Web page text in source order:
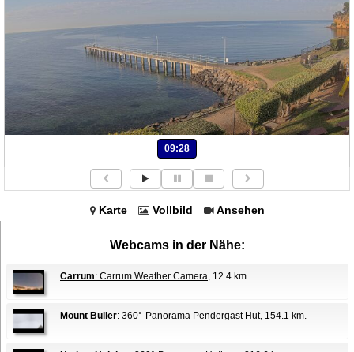
09:28
Karte Vollbild Ansehen
Webcams in der Nähe:
Carrum: Carrum Weather Camera, 12.4 km.
Mount Buller: 360°-Panorama Pendergast Hut, 154.1 km.